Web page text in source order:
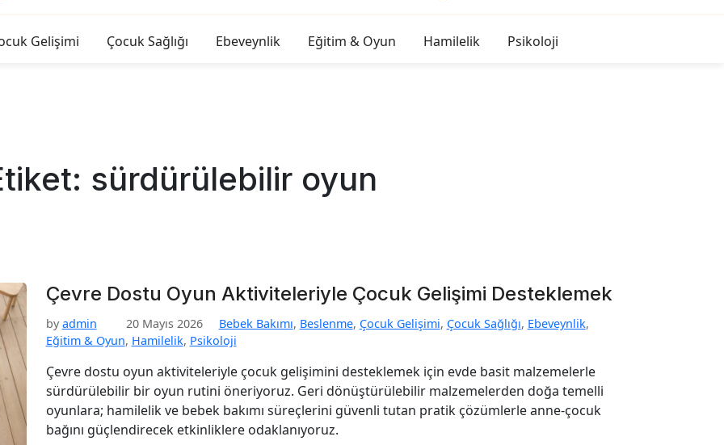
Gelişimi Çocuk Sağlığı Ebeveynlik Eğitim & Oyun Hamilelik Psikoloji
sürdürülebilir oyun
Çevre Dostu Oyun Aktiviteleriyle Çocuk Gelişimi Desteklemek
by admin 20 Mayıs 2026 Bebek Bakımı, Beslenme, Çocuk Gelişimi, Çocuk Sağlığı, Ebeveynlik,
Eğitim & Oyun, Hamilelik, Psikoloji
Çevre dostu oyun aktiviteleriyle çocuk gelişimini desteklemek için evde basit malzemelerle
sürdürülebilir bir oyun rutini öneriyoruz. Geri dönüştürülebilir malzemelerden doğa temelli
oyunlara; hamilelik ve bebek bakımı süreçlerini güvenli tutan pratik çözümlerle anne-çocuk
bağını güçlendirecek etkinliklere odaklanıyoruz.